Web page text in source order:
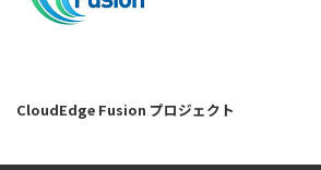
CloudEdge Fusion プロジェクト